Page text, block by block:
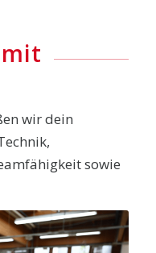
wir dein
sowie